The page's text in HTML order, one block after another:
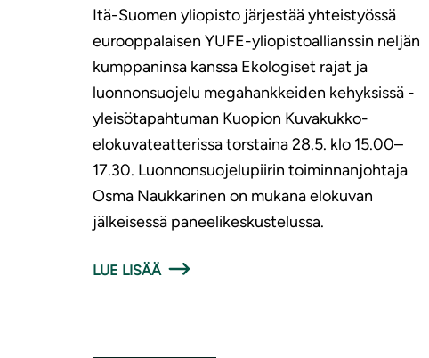
Itä-Suomen yliopisto järjestää yhteistyössä
eurooppalaisen YUFE-yliopistoallianssin neljän
kumppaninsa kanssa Ekologiset rajat ja
luonnonsuojelu megahankkeiden kehyksissä -
yleisötapahtuman Kuopion Kuvakukko-
elokuvateatterissa torstaina 28.5. klo 15.00–
17.30. Luonnonsuojelupiirin toiminnanjohtaja
Osma Naukkarinen on mukana elokuvan
jälkeisessä paneelikeskustelussa.
LUE LISÄÄ